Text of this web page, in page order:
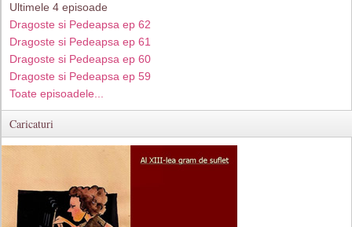
Ultimele 4 episoade
Dragoste si Pedeapsa ep 62
Dragoste si Pedeapsa ep 61
Dragoste si Pedeapsa ep 60
Dragoste si Pedeapsa ep 59
Toate episoadele...
Caricaturi